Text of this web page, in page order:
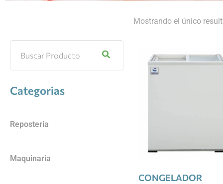
Categorias
Reposteria
Maquinaria
Mostrando el único
CONGELADOR